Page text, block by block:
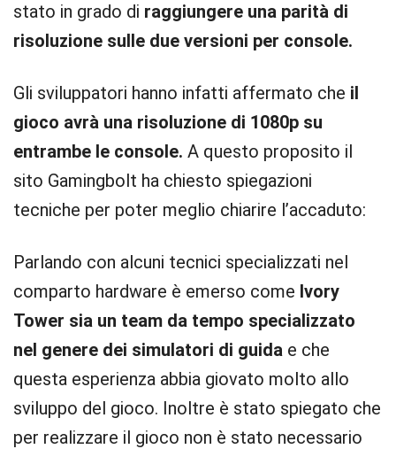
stato in grado di raggiungere una parità di
risoluzione sulle due versioni per console.
Gli sviluppatori hanno infatti affermato che il
gioco avrà una risoluzione di 1080p su
entrambe le console. A questo proposito il
sito Gamingbolt ha chiesto spiegazioni
tecniche per poter meglio chiarire l’accaduto:
Parlando con alcuni tecnici specializzati nel
comparto hardware è emerso come Ivory
Tower sia un team da tempo specializzato
nel genere dei simulatori di guida e che
questa esperienza abbia giovato molto allo
sviluppo del gioco. Inoltre è stato spiegato che
per realizzare il gioco non è stato necessario